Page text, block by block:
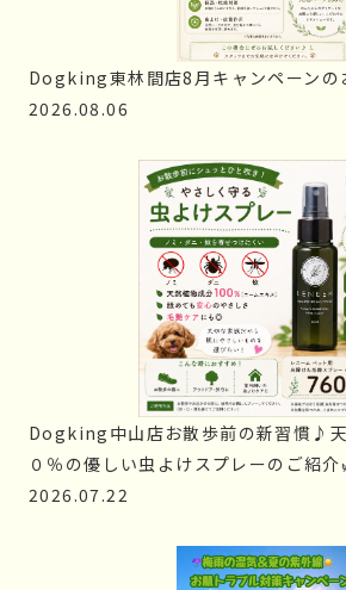
Dogking東林間店8月キャンペーンの
2026.08.06
Dogking中山店お散歩前の新習慣♪天
０％の優しい虫よけスプレーのご紹介
2026.07.22